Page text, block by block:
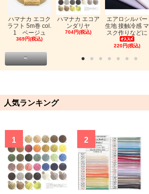
ハマナカ エコク
ラフト 5m巻 col.
1 ベージュ
369円(税込)
ハマナカ エコア
ンダリヤ
704円(税込)
エアロシルバー
生地 接触冷感 マ
スク作りなどに
220円(税込)
<
人気ランキング
1 2